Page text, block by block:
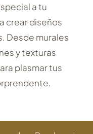
a tu
crear diseños
Desde murales
y texturas
plasmar tus